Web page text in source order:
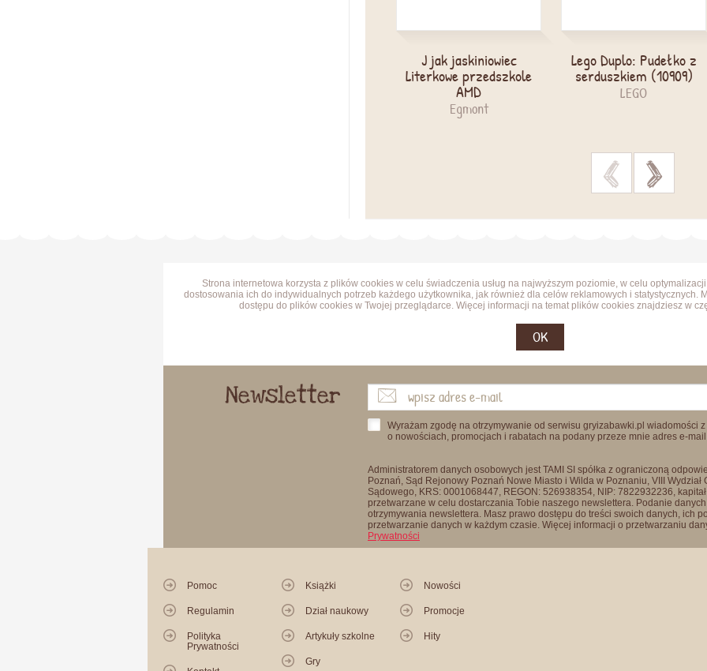
J jak jaskiniowiec
Literkowe przedszkole
AMD
Egmont
Lego Duplo: Pudełko z
serduszkiem (10909)
LEGO
> >
Strona internetowa korzysta z plików cookies w celu świadczenia usług na najwyższym poziomie, w celu
dostosowania ich do indywidualnych potrzeb każdego użytkownika, jak również dla celów reklamowych i statystycznych.
dostępu do plików cookies w Twojej przeglądarce. Więcej informacji na temat plików cookies znajdziesz w
OK
Newsletter
Wyrażam zgodę na otrzymywanie od serwisu gryizabawki.pl wiadomości
o nowościach, promocjach i rabatach na podany przeze mnie adres e-mail
Administratorem danych osobowych jest TAMI SI spółka z ograniczoną
Poznań, Sąd Rejonowy Poznań Nowe Miasto i Wilda w Poznaniu, VIII
Sądowego, KRS: 0001068447, REGON: 526938354, NIP: 7822932236,
przetwarzane w celu dostarczania Tobie naszego newslettera. Podanie
otrzymywania newslettera. Masz prawo dostępu do treści swoich danych, ich
przetwarzanie danych w każdym czasie. Więcej informacji o przetwarzaniu
Prywatności
Pomoc
Regulamin
Polityka
Prywatności
Książki
Dział naukowy
Artykuły szkolne
Gry
Nowości
Promocje
Hity